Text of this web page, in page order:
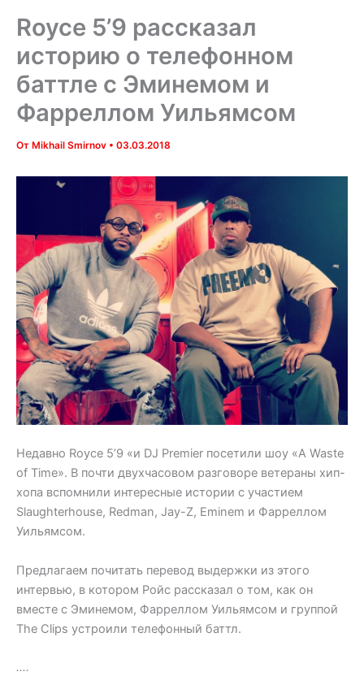
Royce 5’9 рассказал
историю о телефонном
баттле с Эминемом и
Фарреллом Уильямсом
От Mikhail Smirnov • 03.03.2018
Недавно Royce 5’9 «и DJ Premier посетили шоу «A Waste
of Time». В почти двухчасовом разговоре ветераны хип-
хопа вспомнили интересные истории с участием
Slaughterhouse, Redman, Jay-Z, Eminem и Фарреллом
Уильямсом.
Предлагаем почитать перевод выдержки из этого
интервью, в котором Ройс рассказал о том, как он
вместе с Эминемом, Фарреллом Уильямсом и группой
The Clips устроили телефонный баттл.
….